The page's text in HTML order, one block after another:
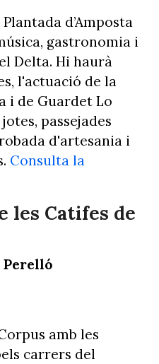
d’Amposta
gastronomia i
Delta. Hi haurà
l'actuació de la
i de Guardet Lo
passejades
d'artesania i
Consulta la
les Catifes de
Perelló
amb les
carrers del